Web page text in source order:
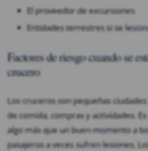
El proveedor de excursiones
Entidades terrestres si se
Factores de riesgo cuando se
crucero
Los cruceros son pequeñas
de comida, compras y actividades.
algo más que un buen momento a
pasajeros a veces sufren lesiones.